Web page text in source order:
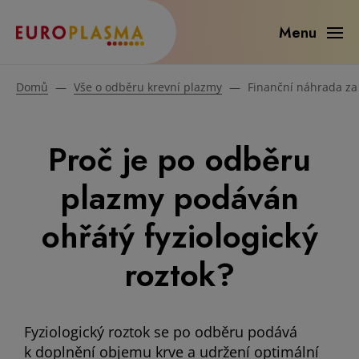
Menu
Domů — Vše o odběru krevní plazmy — Finanční náhrada
Proč je po odběru
plazmy podáván
ohřátý fyziologický
roztok?
Fyziologický roztok se po odběru podává
k doplnění objemu krve a udržení optimální